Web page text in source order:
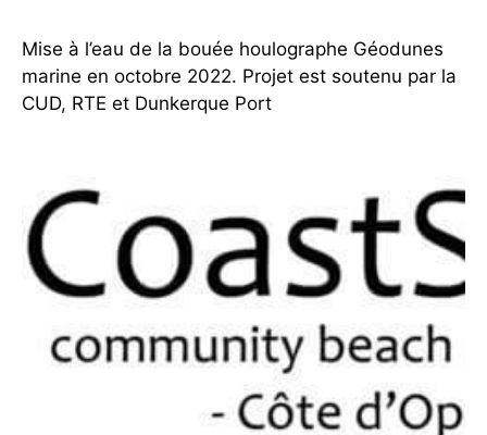
Mise à l’eau de la bouée houlographe Géodunes
marine en octobre 2022. Projet est soutenu par la
CUD, RTE et Dunkerque Port